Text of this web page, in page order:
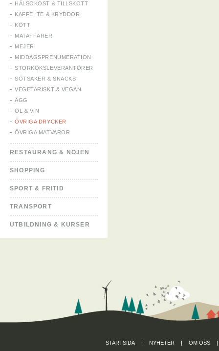
HÄLSOKOST & TILLSKOTT
KAFFE, TE & KRYDDOR
KÖTT
MATAFFÄRER
MEJERI
MIDDAGSPRENUMERATION
STORKÖKSLEVERANTÖRER
SÖTSAKER & SNACKS
VEGETARISKT & VEGAN
ÄGG
ÖL & VIN
ÖVRIGA DRYCKER
ÖVRIGA MATVAROR
RESTAURANG & NÖJEN
SHOPPING
SPORT & FRITID
TRANSPORT
UTBILDNING & KURSER
STARTSIDA | NYHETER | OM OSS |